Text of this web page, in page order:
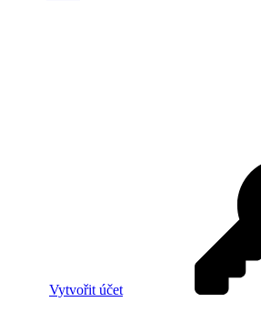
Vytvořit účet